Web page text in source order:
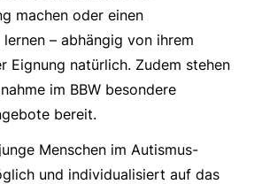
machen oder einen
– abhängig von ihrem
Eignung natürlich. Zudem stehen
im BBW besondere
bereit.
Menschen im Autismus-
und individualisiert auf das